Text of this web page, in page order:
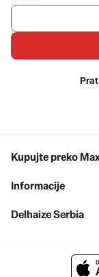
Kupujte preko
Informacije
Delhaize Serbia